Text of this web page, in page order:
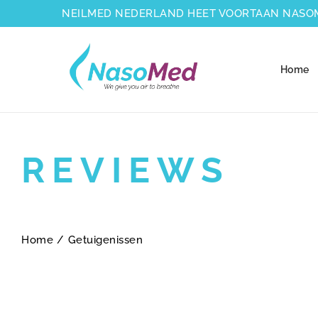
NEILMED NEDERLAND HEET VOORTAAN
Home
REVIEWS
Home / Getuigenissen